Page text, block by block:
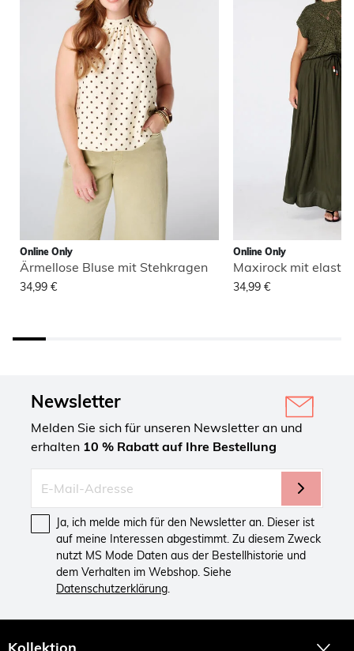
Online Only
Ärmellose Bluse mit Stehkragen
34,99 €
Online Only
Maxirock mit
34,99 €
Newsletter
Melden Sie sich für unseren Newsletter an und
erhalten 10 % Rabatt auf Ihre Bestellung
Ja, ich melde mich für den Newsletter an. Dieser ist
auf meine Interessen abgestimmt. Zu diesem Zweck
nutzt MS Mode Daten aus der Bestellhistorie und
dem Verhalten im Webshop. Siehe
Datenschutzerklärung.